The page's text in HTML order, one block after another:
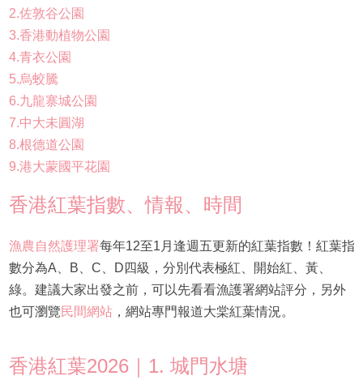
2.佐敦谷公園
3.香港動植物公園
4.青衣公園
5.烏蛟騰
6.九龍寨城公園
7.中大未圓湖
8.根德道公園
9.港大蒙國平花園
香港紅葉指數、情報、時間
漁農自然護理署每年12至1月逢週五更新的紅葉指數！紅葉指
數分為A、B、C、D四級，分別代表極紅、開始紅、黃、
綠。建議大家出發之前，可以先看看漁護署網站評分，另外
也可瀏覽民間網站，網站專門報道大棠紅葉情況。
香港紅葉2026｜1. 城門水塘